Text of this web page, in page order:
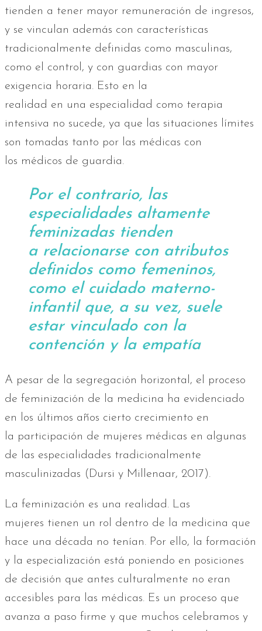
tienden a tener mayor remuneración de ingresos,
y se vinculan además con características
tradicionalmente definidas como masculinas,
como el control, y con guardias con mayor
exigencia horaria. Esto en la
realidad en una especialidad como terapia
intensiva no sucede, ya que las situaciones límites
son tomadas tanto por las médicas con
los médicos de guardia.
Por el contrario, las
especialidades altamente
feminizadas tienden
a relacionarse con atributos
definidos como femeninos,
como el cuidado materno-
infantil que, a su vez, suele
estar vinculado con la
contención y la empatía
A pesar de la segregación horizontal, el proceso
de feminización de la medicina ha evidenciado
en los últimos años cierto crecimiento en
la participación de mujeres médicas en algunas
de las especialidades tradicionalmente
masculinizadas (Dursi y Millenaar, 2017).
La feminización es una realidad. Las
mujeres tienen un rol dentro de la medicina que
hace una década no tenían. Por ello, la formación
y la especialización está poniendo en posiciones
de decisión que antes culturalmente no eran
accesibles para las médicas. Es un proceso que
avanza a paso firme y que muchos celebramos y